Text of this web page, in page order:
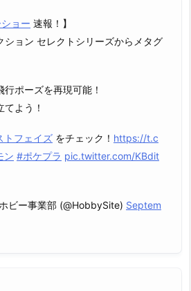
ョー 速報！】
ション セレクトシリーズからメタグ
ポーズを再現可能！
よう！
トフェイズ をチェック！ https://t.c
ン #ポケプラ pic.twitter.com/KBdit
ビー事業部 (@HobbySite) Septem